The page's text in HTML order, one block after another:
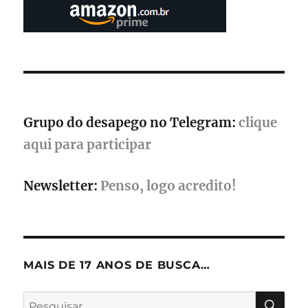
família
Shelby
campo
Grupo do desapego no Telegram: clique
aqui para participar
Newsletter: Penso, logo acredito!
MAIS DE 17 ANOS DE BUSCA…
Pesquisar